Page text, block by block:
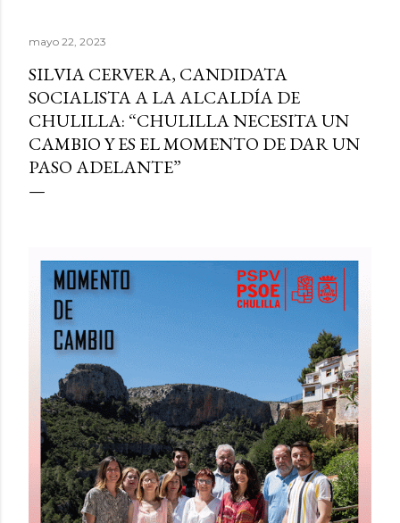
mayo 22, 2023
SILVIA CERVERA, CANDIDATA
SOCIALISTA A LA ALCALDÍA DE
CHULILLA: “CHULILLA NECESITA UN
CAMBIO Y ES EL MOMENTO DE DAR UN
PASO ADELANTE”